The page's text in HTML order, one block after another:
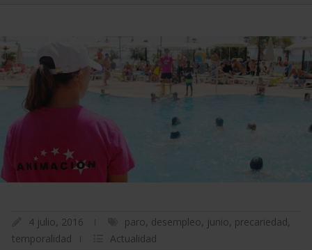
4 julio, 2016 paro, desempleo, junio, precariedad,
temporalidad
Actualidad